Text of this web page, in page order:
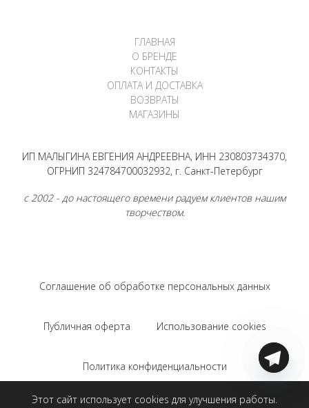
ГЛАВНАЯ
О БРЕНДЕ
КОНТАКТЫ
ОПЛАТА И ДОСТАВКА
ВОЗВРАТЫ
МАГАЗИНЫ
ИП МАЛЫГИНА ЕВГЕНИЯ АНДРЕЕВНА, ИНН 230803734370,
ОГРНИП 324784700032932, г. Санкт-Петербург
с 2002 - до настоящего времени радуем клиентов нашим
творчеством.
Соглашение об обработке персональных данных
Публичная оферта Использование cookies
Политика конфиденциальности
Этот сайт использует cookies для улучшения работы.